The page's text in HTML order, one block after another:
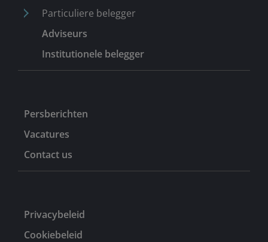
Particuliere belegger
Adviseurs
Institutionele belegger
Persberichten
Vacatures
Contact us
Privacybeleid
Cookiebeleid